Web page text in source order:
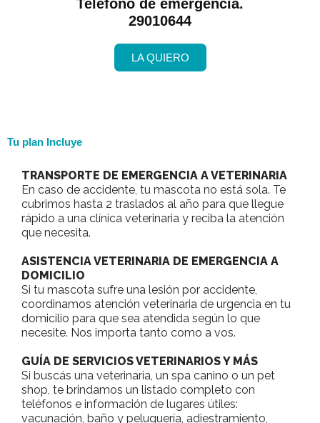
Teléfono de emergencia.
29010644
LA QUIERO
Tu plan Incluye
TRANSPORTE DE EMERGENCIA A VETERINARIA
En caso de accidente, tu mascota no está sola. Te
cubrimos hasta 2 traslados al año para que llegue
rápido a una clínica veterinaria y reciba la atención
que necesita.
ASISTENCIA VETERINARIA DE EMERGENCIA A
DOMICILIO
Si tu mascota sufre una lesión por accidente,
coordinamos atención veterinaria de urgencia en tu
domicilio para que sea atendida según lo que
necesite. Nos importa tanto como a vos.
GUÍA DE SERVICIOS VETERINARIOS Y MÁS
Si buscás una veterinaria, un spa canino o un pet
shop, te brindamos un listado completo con
teléfonos e información de lugares útiles:
vacunación, baño y peluquería, adiestramiento,